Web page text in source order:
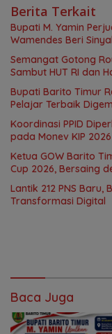
Berita Terkait
Bupati M. Yamin
Wamendes Beri
Semangat Gotong
Sambut HUT RI dan
Bupati Barito Timur
Pelajar Terbaik
Koordinasi PPID
pada Monev KIP 2026
Ketua GOW Barito
Cup 2026, Bersaing
Lantik 212 PNS
Transformasi Digital
Baca Juga